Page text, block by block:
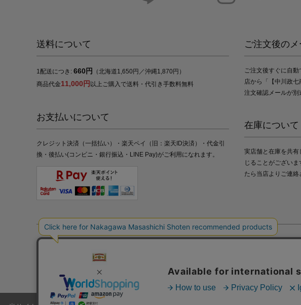
送料について
1配送につき: 660円
（北海道1,650円／沖縄1,870円）
商品代金11,000円 以上ご購入で送料・代引き手数料無料
お支払いについて
クレジット決済（一括払い）・楽天ペイ（旧：楽天ID決済）・代金引
換・後払い(コンビニ・銀行振込・LINE Pay)がご利用になれます。
ご注文後の
ご注文後すぐに自
店から「【中川政
注文確認メールが別
在庫について
実店舗と在庫を共
じることがござい
たら当店よりご連絡
プライバシーポリシー